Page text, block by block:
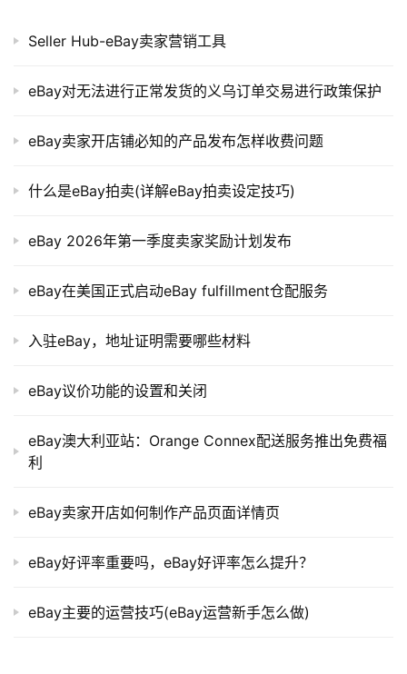
Seller Hub-eBay卖家营销工具
eBay对无法进行正常发货的义乌订单交易进行政策保护
eBay卖家开店铺必知的产品发布怎样收费问题
什么是eBay拍卖(详解eBay拍卖设定技巧)
eBay 2026年第一季度卖家奖励计划发布
eBay在美国正式启动eBay fulfillment仓配服务
入驻eBay，地址证明需要哪些材料
eBay议价功能的设置和关闭
eBay澳大利亚站：Orange Connex配送服务推出免费福
利
eBay卖家开店如何制作产品页面详情页
eBay好评率重要吗，eBay好评率怎么提升？
eBay主要的运营技巧(eBay运营新手怎么做)